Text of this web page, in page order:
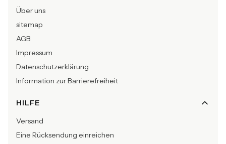
Über uns
sitemap
AGB
Impressum
Datenschutzerklärung
Information zur Barrierefreiheit
HILFE
Versand
Eine Rücksendung einreichen